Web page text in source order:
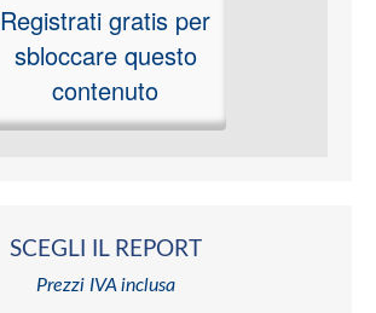
Registrati gratis per
sbloccare questo
contenuto
SCEGLI IL REPORT
Prezzi IVA inclusa